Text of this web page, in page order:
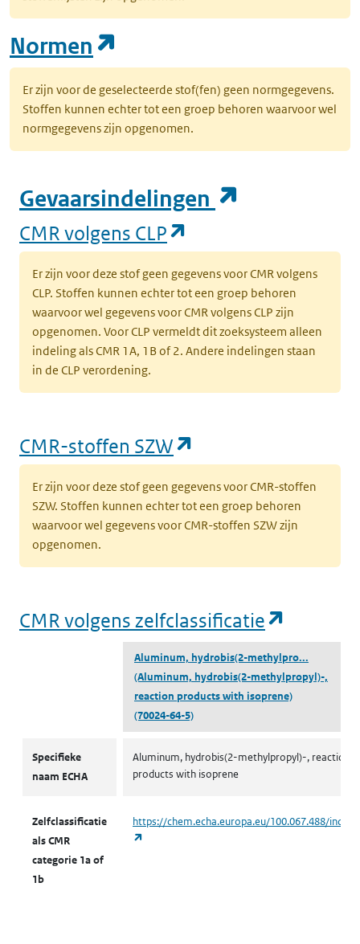
Normen
Er zijn voor de geselecteerde stof(fen) geen normgegevens.
Stoffen kunnen echter tot een groep behoren waarvoor wel
normgegevens zijn opgenomen.
Gevaarsindelingen
CMR volgens CLP
Er zijn voor deze stof geen gegevens voor CMR volgens
CLP. Stoffen kunnen echter tot een groep behoren
waarvoor wel gegevens voor CMR volgens CLP zijn
opgenomen. Voor CLP vermeldt dit zoeksysteem alleen
indeling als CMR 1A, 1B of 2. Andere indelingen staan
in de CLP verordening.
CMR-stoffen SZW
Er zijn voor deze stof geen gegevens voor CMR-stoffen
SZW. Stoffen kunnen echter tot een groep behoren
waarvoor wel gegevens voor CMR-stoffen SZW zijn
opgenomen.
CMR volgens zelfclassificatie
Aluminum, hydrobis(2-methylpro...
(Aluminum, hydrobis(2-methylpropyl)-,
reaction products with isoprene)
(70024-64-5)
Specifieke
naam ECHA
Aluminum, hydrobis(2-methylpropyl)-, reaction
products with isoprene
Zelfclassificatie
als CMR
categorie 1a of
1b
https://chem.echa.europa.eu/100.067.488/